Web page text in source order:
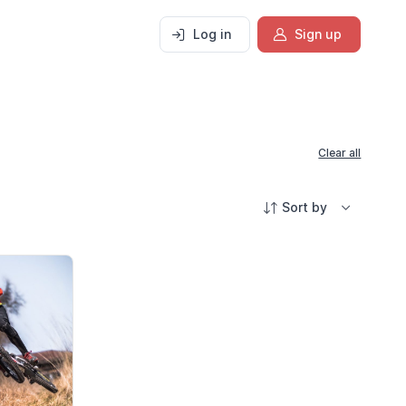
Log in Sign up
Clear all
Sort by